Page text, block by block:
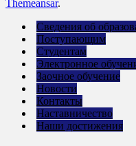
Themeansar.
Сведения об
Поступающим
Студентам
Электронное
Заочное обучение
Новости
Контакты
Наставничество
Наши достижения